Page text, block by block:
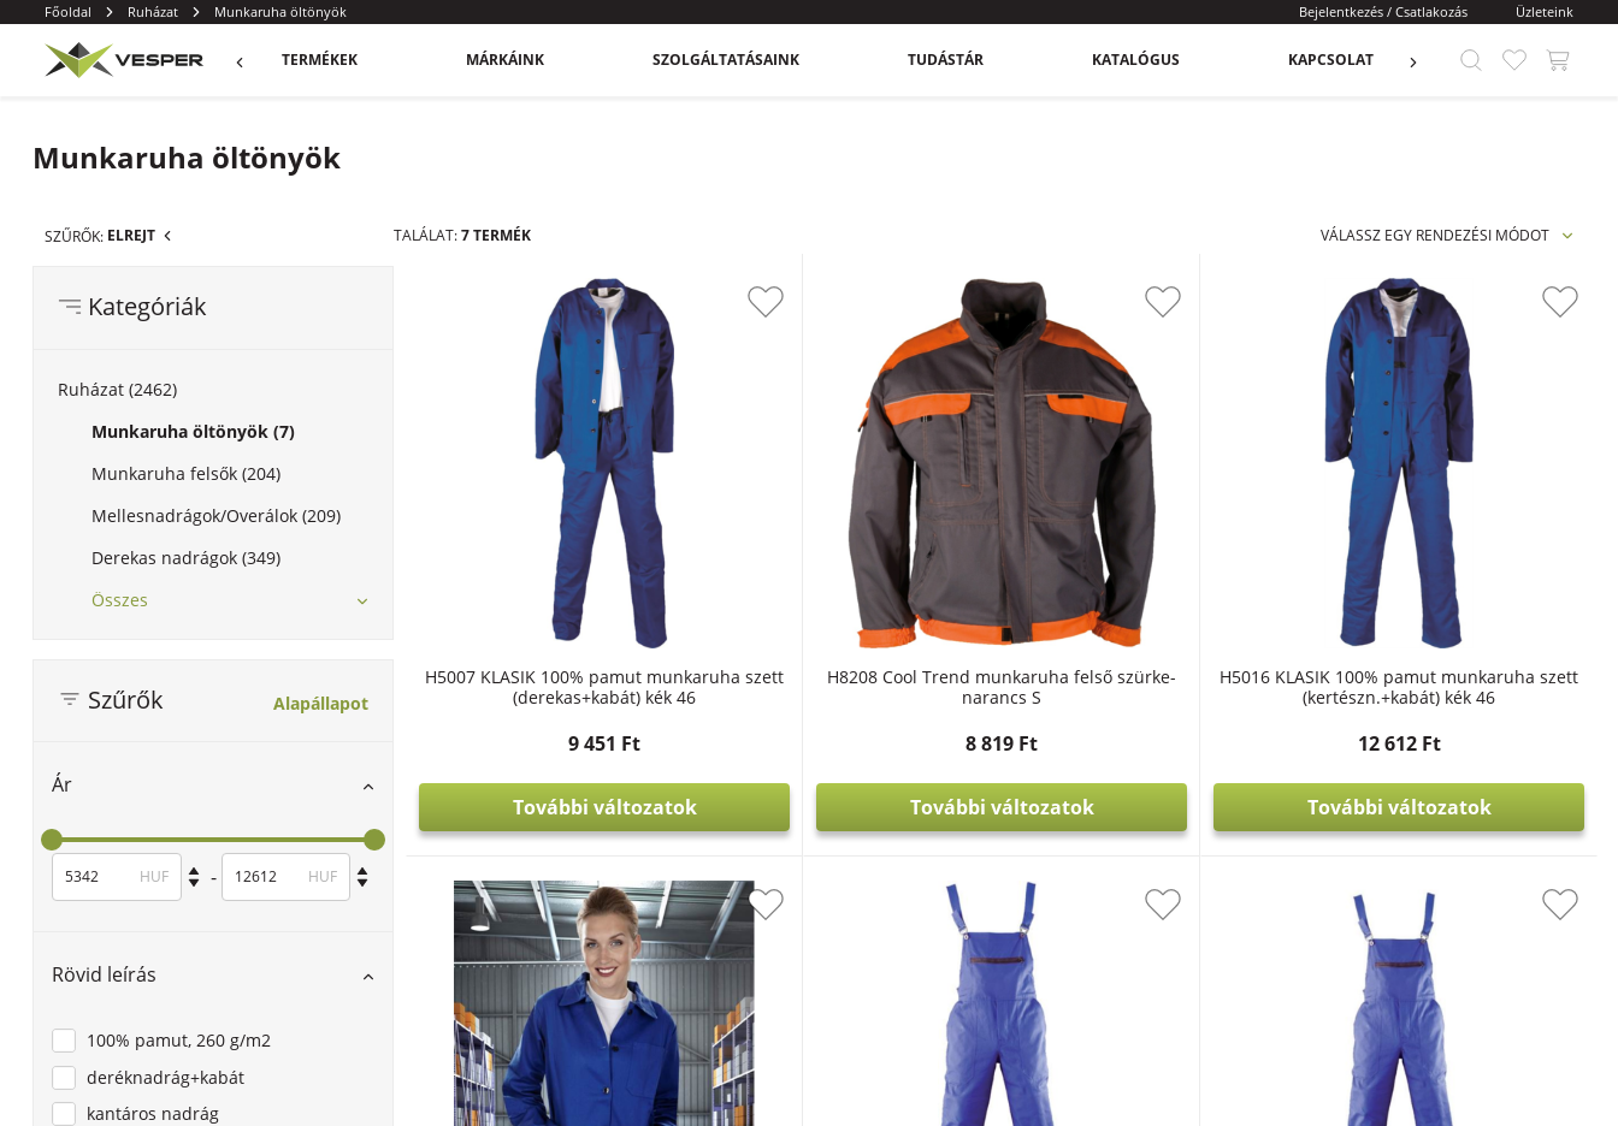
Főoldal Ruházat Munkaruha öltönyök Bejelentkezés / Csatlakozás Üzleteink
TERMÉKEK MÁRKÁINK SZOLGÁLTATÁSAINK TUDÁSTÁR KATALÓGUS KAPCSOLAT
Munkaruha öltönyök
SZŰRŐK: ELREJT TALÁLAT:7 TERMÉK VÁLASSZ EGY RENDEZÉSI MÓDOT
Kategóriák
Ruházat (2462)
Munkaruha öltönyök (7)
Munkaruha felsők (204)
Mellesnadrágok/Overálok (209)
Derekas nadrágok (349)
Összes
Szűrők Alapállapot
Ár
HUF - HUF
Rövid leírás
100% pamut, 260 g/m2
deréknadrág+kabát
kantáros nadrág
H5007 KLASIK 100% pamut munkaruha szett
(derekas+kabát) kék 46
9 451 Ft
További változatok
H8208 Cool Trend munkaruha felső szürke-
narancs S
8 819 Ft
További változatok
H5016 KLASIK 100% pamut munkaruha szett
(kertészn.+kabát) kék 46
12 612 Ft
További változatok